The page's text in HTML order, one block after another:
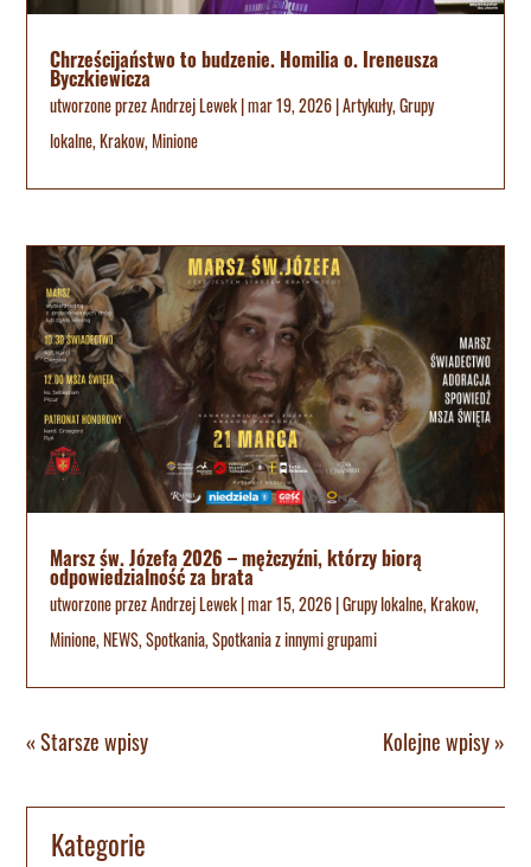
Chrześcijaństwo to budzenie. Homilia o. Ireneusza
Byczkiewicza
utworzone przezAndrzej Lewek|mar 19, 2026|Artykuły,Grupy
lokalne,Krakow,Minione
Marsz św. Józefa 2026 – mężczyźni, którzy biorą
odpowiedzialność za brata
utworzone przezAndrzej Lewek|mar 15, 2026|Grupy lokalne,Krakow,
Minione,NEWS,Spotkania,Spotkania z innymi grupami
« Starsze wpisy Kolejne wpisy »
Kategorie